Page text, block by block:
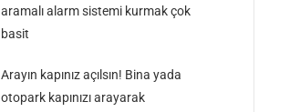
aramalı alarm sistemi kurmak çok
basit
Arayın kapınız açılsın! Bina yada
otopark kapınızı arayarak